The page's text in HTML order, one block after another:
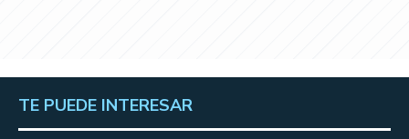
TE PUEDE INTERESAR